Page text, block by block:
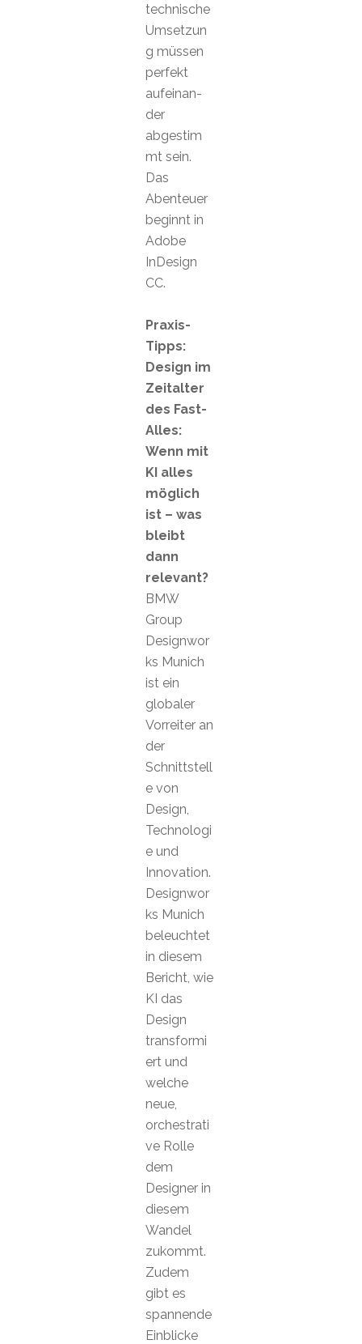
technische
Umsetzun
g müssen
perfekt
aufeinan-
der
abgestim
mt sein.
Das
Abenteuer
beginnt in
Adobe
InDesign
CC.
Praxis-
Tipps:
Design im
Zeitalter
des Fast-
Alles:
Wenn mit
KI alles
möglich
ist – was
bleibt
dann
relevant?
BMW
Group
Designwor
ks Munich
ist ein
globaler
Vorreiter an
der
Schnittstell
e von
Design,
Technologi
e und
Innovation.
Designwor
ks Munich
beleuchtet
in diesem
Bericht, wie
KI das
Design
transformi
ert und
welche
neue,
orchestrati
ve Rolle
dem
Designer in
diesem
Wandel
zukommt.
Zudem
gibt es
spannende
Einblicke